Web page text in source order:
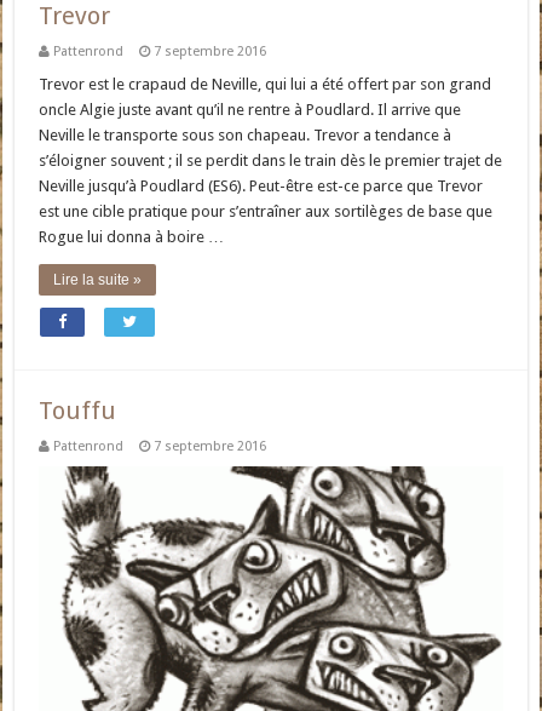
Trevor
Pattenrond 7 septembre 2016
Trevor est le crapaud de Neville, qui lui a été offert par son grand
oncle Algie juste avant qu’il ne rentre à Poudlard. Il arrive que
Neville le transporte sous son chapeau. Trevor a tendance à
s’éloigner souvent ; il se perdit dans le train dès le premier trajet de
Neville jusqu’à Poudlard (ES6). Peut-être est-ce parce que Trevor
est une cible pratique pour s’entraîner aux sortilèges de base que
Rogue lui donna à boire …
Lire la suite »
Touffu
Pattenrond 7 septembre 2016